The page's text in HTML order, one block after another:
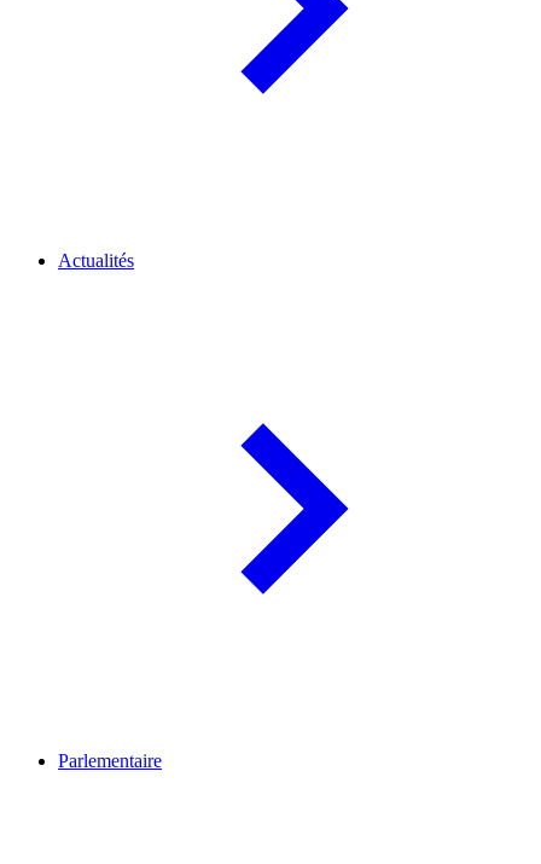
Actualités
Parlementaire